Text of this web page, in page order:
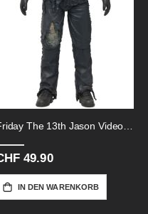
49.90
IN DEN WARENKORB